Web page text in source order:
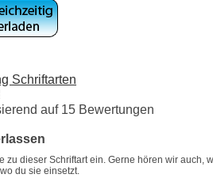
Schriftarten
auf 15 Bewertungen
zu dieser Schriftart ein. Gerne hören wir auch,
du sie einsetzt.